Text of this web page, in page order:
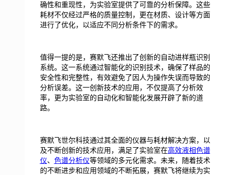
确性和重现性，为实验室提供了可靠的分析保障。这些
耗材不仅经过严格的质量控制，更在材质、设计等方面
进行了优化，以适应不同分析条件下的需求。
值得一提的是，赛默飞还推出了创新的自动进样瓶识别
系统。这一系统通过智能化的识别技术，确保了样品的
安全性和完整性，有效避免了因人为操作失误而导致的
分析误差。这一创新技术的应用，不仅提高了分析效
率，更为实验室的自动化和智能化发展开辟了新的道
路。
赛默飞世尔科技通过其全面的仪器与耗材解决方案，以
及不断创新的技术应用，满足了实验室在高效液相色谱
仪、 色谱分析仪等领域的多元化需求。未来，随着技术
的不断进步和应用领域的不断拓展，赛默飞将继续为实